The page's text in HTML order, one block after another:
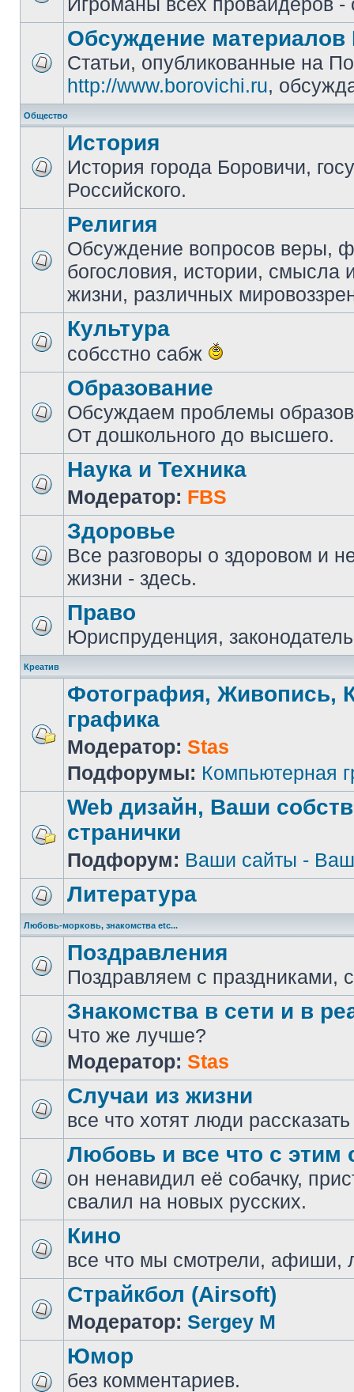
Обсуждение материалов
Статьи, опубликованные на
http://www.borovichi.ru,
Общество
История
История города Боровичи,
Российского.
Религия
Обсуждение вопросов веры,
богословия, истории, смысла
жизни, различных
Культура
собсстно сабж
Образование
Обсуждаем проблемы
От дошкольного до высшего.
Наука и Техника
Модератор: FBS
Здоровье
Все разговоры о здоровом и
жизни - здесь.
Право
Юриспруденция,
Креатив
Фотография, Живопись,
графика
Модератор: Stas
Подфорумы: Компьютерная
Web дизайн, Ваши
странички
Подфорум: Ваши сайты -
Литература
Любовь-морковь, знакомства etc...
Поздравления
Поздравляем с праздниками,
Знакомства в сети и в
Что же лучше?
Модератор: Stas
Случаи из жизни
все что хотят люди
Любовь и все что с этим
он ненавидил её собачку,
свалил на новых русских.
Кино
все что мы смотрели, афиши,
Страйкбол (Airsoft)
Модератор: Sergey M
Юмор
без комментариев.